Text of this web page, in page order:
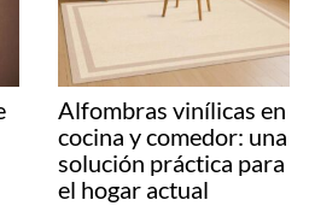
Alfombras vinílicas en
cocina y comedor: una
solución práctica para
el hogar actual